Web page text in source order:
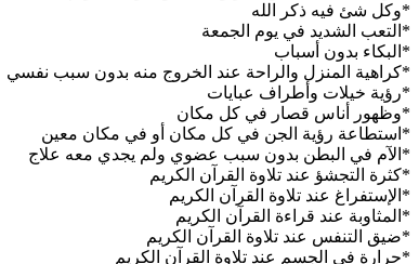
*وكل شئ فيه ذكر الله
*التعب الشديد في يوم الجمعة
*البكاء بدون أسباب
*كراهية المنزل والراحة عند الخروج منه بدون سبب نفسي
*رؤية خيلات وأطراف عبايات
*وظهور أناس قصار في كل مكان
*استطاعة رؤية الجن في كل مكان أو في مكان معين
*الآم في البطن بدون سبب عضوي ولم يجدي معه علاج
*كثرة التجشؤ عند تلاوة القرآن الكريم
*الإستفراغ عند تلاوة القرآن الكريم
*المثاوبة عند قراءة القرآن الكريم
*ضيق التنفس عند تلاوة القرآن الكريم
*حرارة في الجسم عند تلاوة القرآن الكريم